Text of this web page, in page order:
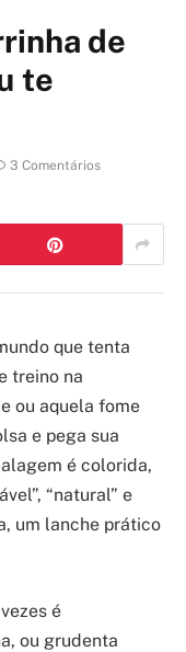
de
te
3 Comentários
que tenta
treino na
ou aquela fome
e pega sua
é colorida,
“natural” e
um lanche prático
é
ou grudenta